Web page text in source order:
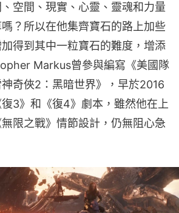
空間、現實、心靈、靈魂和力量
？所以在他集齊寶石的路上加些
得到其中一粒寶石的難度，增添
Markus曾參與編寫《美國隊
奇俠2：黑暗世界》，早於2016
3》和《復4》劇本，雖然他在上
限之戰》情節設計，仍無阻心急